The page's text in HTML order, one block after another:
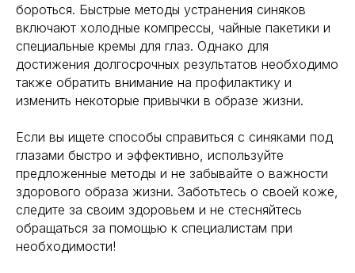
бороться. Быстрые методы устранения синяков
включают холодные компрессы, чайные пакетики и
специальные кремы для глаз. Однако для
достижения долгосрочных результатов необходимо
также обратить внимание на профилактику и
изменить некоторые привычки в образе жизни.
Если вы ищете способы справиться с синяками под
глазами быстро и эффективно, используйте
предложенные методы и не забывайте о важности
здорового образа жизни. Заботьтесь о своей коже,
следите за своим здоровьем и не стесняйтесь
обращаться за помощью к специалистам при
необходимости!